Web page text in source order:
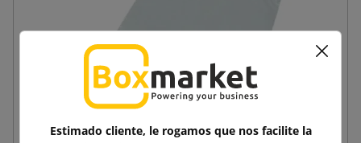
Estimado cliente, le rogamos que nos facilite la